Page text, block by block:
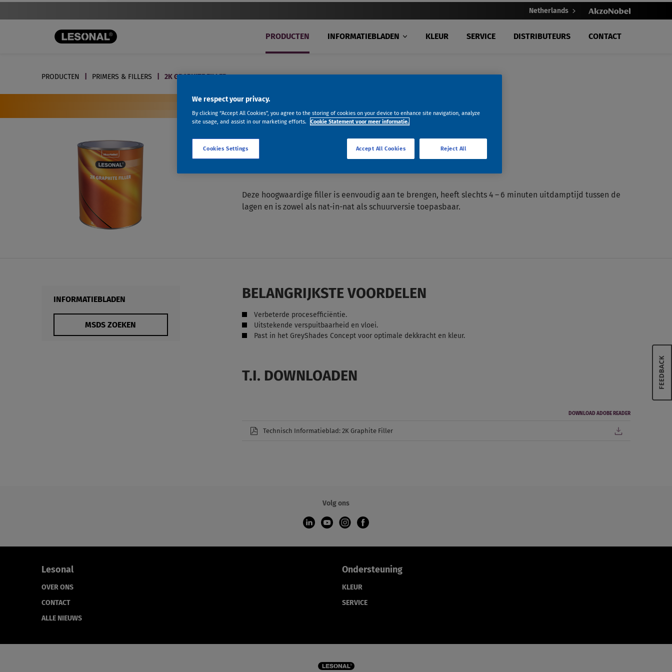
Netherlands
PRODUCTEN INFORMATIEBLADEN KLEUR SERVICE DISTRIBUTEURS CONTACT
PRODUCTEN PRIMERS & FILLERS 2K GRAPHITE FILLER
Deze hoogwaardige filler is eenvoudig aan te brengen, heeft slechts 4 – 6 minuten uitdamptijd tussen de
lagen en is zowel als nat-in-nat als schuurversie toepasbaar.
INFORMATIEBLADEN
MSDS ZOEKEN
BELANGRIJKSTE VOORDELEN
Verbeterde procesefficiëntie.
Uitstekende verspuitbaarheid en vloei.
Past in het GreyShades Concept voor optimale dekkracht en kleur.
T.I. DOWNLOADEN
DOWNLOAD ADOBE READER
Technisch Informatieblad: 2K Graphite Filler
Volg ons
Lesonal
OVER ONS
CONTACT
ALLE NIEUWS
Ondersteuning
KLEUR
SERVICE
We respect your privacy.
By clicking “Accept All Cookies”, you agree to the storing of cookies on your device to enhance site navigation, analyze
site usage, and assist in our marketing efforts.
Cookie Statement voor meer informatie.
Cookies Settings Reject All
Accept All Cookies